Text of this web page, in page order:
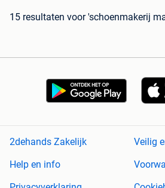
15 resultaten voor 'schoenmakerij
2dehands Zakelijk
Veilig
Help en info